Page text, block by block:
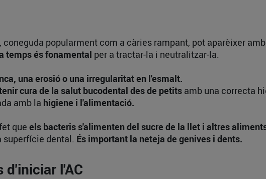
popularment com a càries rampant, pot aparèixer
temps és fonamental per a tractar-la i neutralitzar-la.
una erosió o una irregularitat en l'esmalt.
cura de la salut bucodental des de petits amb una correcta
amb la higiene i l'alimentació.
que els bacteris s'alimenten del sucre de la llet i altres
dental. És important la neteja de genives i dents.
d'iniciar l'AC